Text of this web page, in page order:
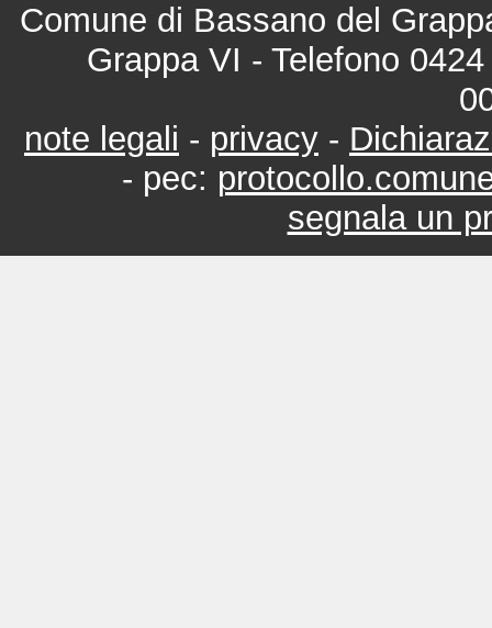
Comune di Bassano del
Grappa VI - Telefono
note legali - privacy -
- pec:
segnala un